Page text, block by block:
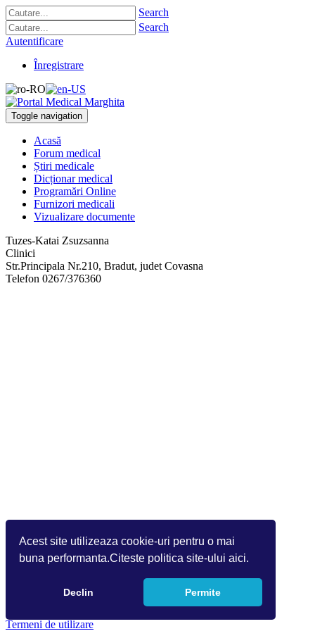
Acest site utilizeaza cookie-uri pentru o mai
buna performanta.Citeste politica site-ului aici.
Declin Permite
Search
Search
Autentificare
Înregistrare
Toggle navigation
Acasă
Forum medical
Știri medicale
Dicționar medical
Programări Online
Furnizori medicali
Vizualizare documente
Tuzes-Katai Zsuzsanna
Clinici
Str.Principala Nr.210, Bradut, judet Covasna
Telefon 0267/376360
Termeni de utilizare